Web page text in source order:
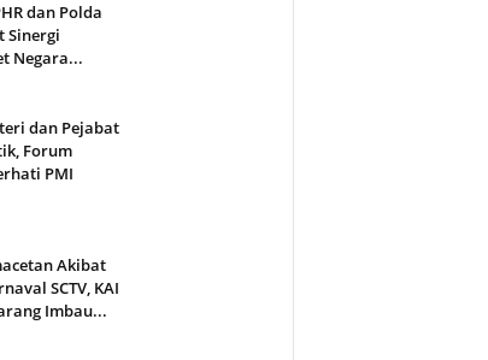
dan Polda
Sinergi
Negara...
dan Pejabat
Forum
PMI
Akibat
SCTV, KAI
Imbau...